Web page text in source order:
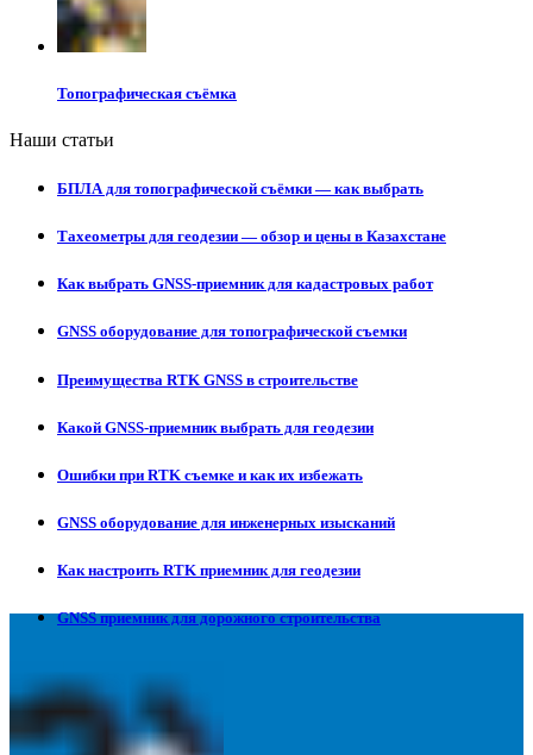
Топографическая съёмка
Наши статьи
БПЛА для топографической съёмки — как выбрать
Тахеометры для геодезии — обзор и цены в Казахстане
Как выбрать GNSS-приемник для кадастровых работ
GNSS оборудование для топографической съемки
Преимущества RTK GNSS в строительстве
Какой GNSS-приемник выбрать для геодезии
Ошибки при RTK съемке и как их избежать
GNSS оборудование для инженерных изысканий
Как настроить RTK приемник для геодезии
GNSS приемник для дорожного строительства